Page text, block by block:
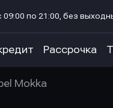
09:00 по 21:00, без
Рассрочка
Mokka